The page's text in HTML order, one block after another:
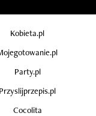
Kobieta.pl
Party.pl
Przyslijprzepis.pl
Cocolita